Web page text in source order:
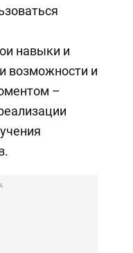
навыки и
возможности и
–